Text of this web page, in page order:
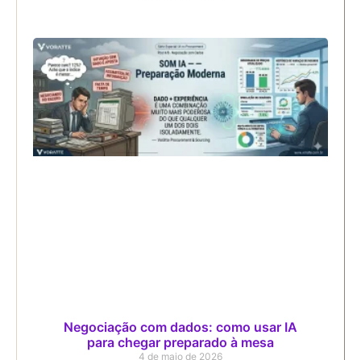
Negociação com dados: como usar IA
para chegar preparado à mesa
4 de maio de 2026